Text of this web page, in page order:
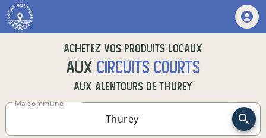
Achetez vos produits locaux
aux circuits courts
aux alentours de Thurey
Ma commune